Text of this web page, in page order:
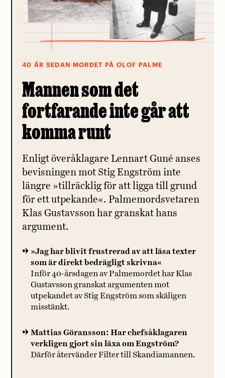
40 ÅR SEDAN MORDET PÅ OLOF PALME
Mannen som det
fortfarande inte går att
komma runt
Enligt överåklagare Lennart Guné anses
bevisningen mot Stig Engström inte
längre »tillräcklig för att ligga till grund
för ett utpekande«. Palmemordsvetaren
Klas Gustavsson har granskat hans
argument.
»Jag har blivit frustrerad av att läsa texter
som är direkt bedrägligt skrivna«
Inför 40-årsdagen av Palmemordet har Klas
Gustavsson granskat argumenten mot
utpekandet av Stig Engström som skäligen
misstänkt.
Mattias Göransson: Har chefsåklagaren
verkligen gjort sin läxa om Engström?
Därför återvänder Filter till Skandiamannen.